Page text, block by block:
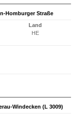
Homburger Straße
Land
HE
Windecken (L 3009)